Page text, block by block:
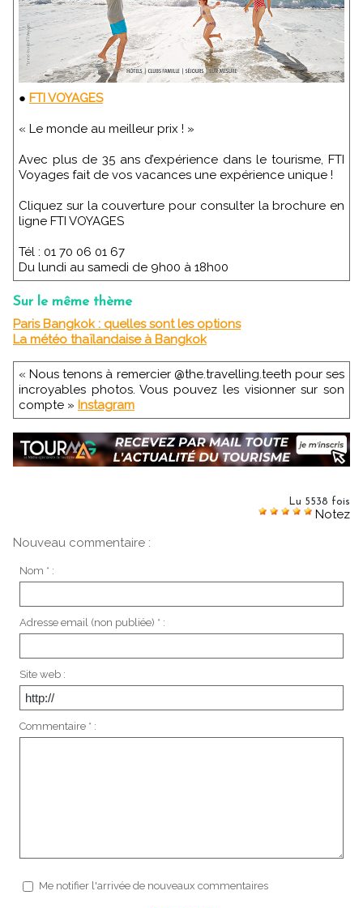
FTI VOYAGES
« Le monde au meilleur prix ! »
Avec plus de 35 ans d’expérience dans le tourisme, FTI
Voyages fait de vos vacances une expérience unique !
Cliquez sur la couverture pour consulter la brochure en
ligne FTI VOYAGES
Tél : 01 70 06 01 67
Du lundi au samedi de 9h00 à 18h00
Sur le même thème
Paris Bangkok : quelles sont les options
La météo thaïlandaise à Bangkok
« Nous tenons à remercier @the.travelling.teeth pour ses
incroyables photos. Vous pouvez les visionner sur son
compte » Instagram
Lu 5538 fois
Notez
Nouveau commentaire :
Nom * :
Adresse email (non publiée) * :
Site web :
Commentaire * :
Me notifier l'arrivée de nouveaux commentaires